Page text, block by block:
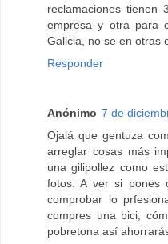
reclamaciones
empresa y otra para
Galicia, no se en otras
Responder
Anónimo 7 de
Ojalá que gentuza
arreglar cosas más
una gilipollez como
fotos. A ver si pones
comprobar lo
compres una bici,
pobretona así